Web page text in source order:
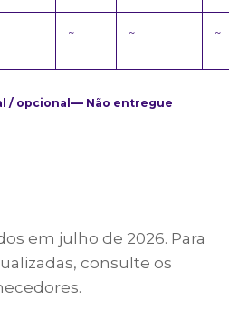
~ ~ ~
/ opcional —Não entregue
em julho de 2026. Para
consulte os